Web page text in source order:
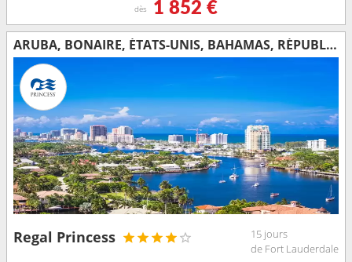
dès 1 852 €
ARUBA, BONAIRE, ÉTATS-UNIS, BAHAMAS, RÉPUBLIQUE DOMINICAINE, ÎLES TURQUES-ET-CAÏQUES
Regal Princess
15 jours
de Fort Lauderdale